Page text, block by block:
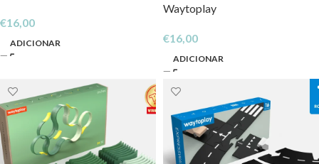
€16,00
ADICIONAR
Waytoplay
€16,00
ADICIONAR